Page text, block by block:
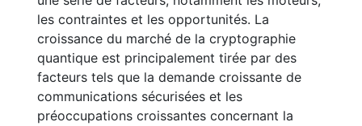
les contraintes et les opportunités. La
croissance du marché de la cryptographie
quantique est principalement tirée par des
facteurs tels que la demande croissante de
communications sécurisées et les
préoccupations croissantes concernant la